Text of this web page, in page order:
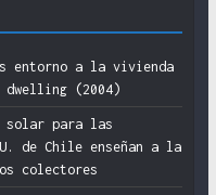
entorno a la vivienda
dwelling (2004)
solar para las
de Chile enseñan a la
colectores